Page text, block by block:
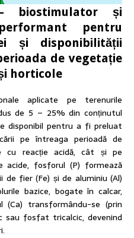
biostimulator și
pentru
și disponibilității
de vegetație
horticole
aplicate pe terenurile
de 5 – 25% din conținutul
disponibil pentru a fi preluat
pe întreaga perioadă de
cu reacție acidă, cât și pe
acide, fosforul (P) formează
de fier (Fe) și de aluminiu (Al)
bazice, bogate în calcar,
(Ca) transformându-se (prin
sau fosfat tricalcic, devenind